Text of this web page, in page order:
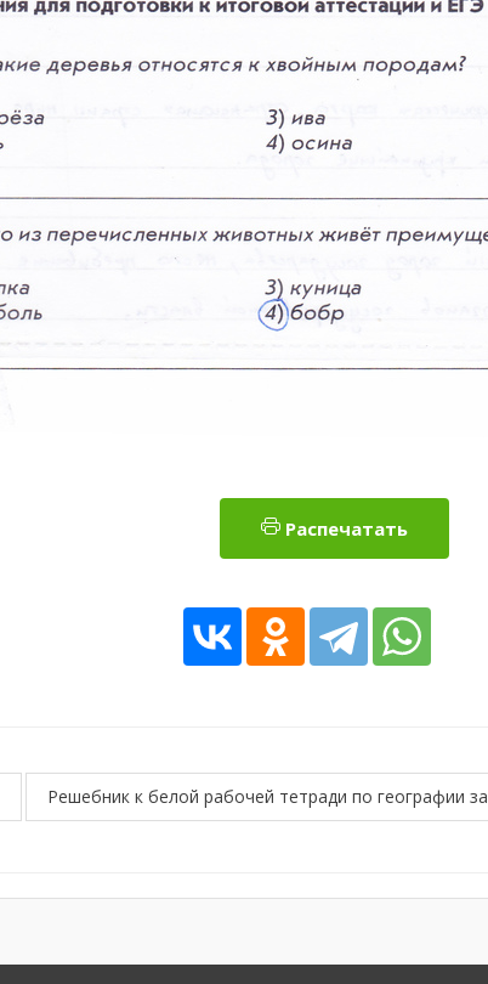
Распечатать
Решебник к белой рабочей тетради по географии